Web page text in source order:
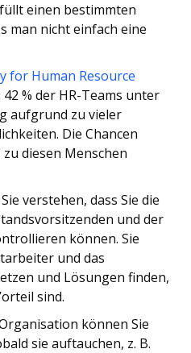
einen bestimmten
man nicht einfach eine
for Human Resource
% der HR-Teams unter
aufgrund zu vieler
Die Chancen
diesen Menschen
verstehen, dass Sie die
und der
können. Sie
und das
und Lösungen finden,
sind.
können Sie
sie auftauchen, z. B.